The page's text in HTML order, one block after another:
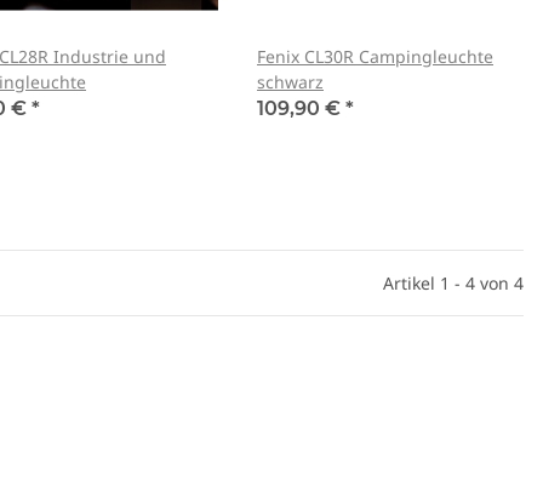
Industrie und
€ *
Fenix CL30R Campingleuchte
schwarz
109,90 € *
Artikel 1 - 4 von 4